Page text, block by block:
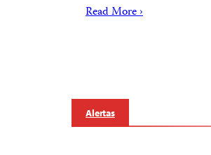
Read More ›
Alertas